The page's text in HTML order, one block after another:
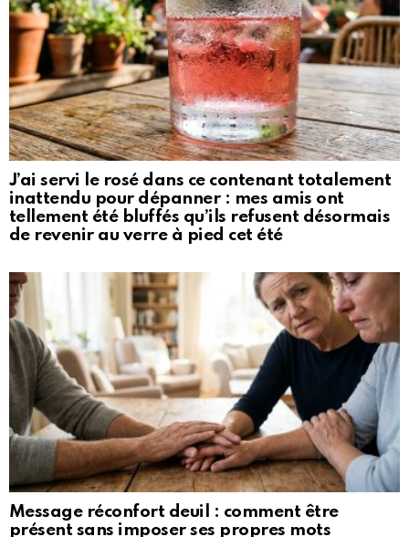
J’ai servi le rosé dans ce contenant totalement
inattendu pour dépanner : mes amis ont
tellement été bluffés qu’ils refusent désormais
de revenir au verre à pied cet été
Message réconfort deuil : comment être
présent sans imposer ses propres mots